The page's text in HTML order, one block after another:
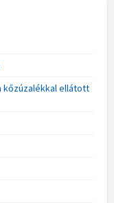
kőzúzalékkal ellátott